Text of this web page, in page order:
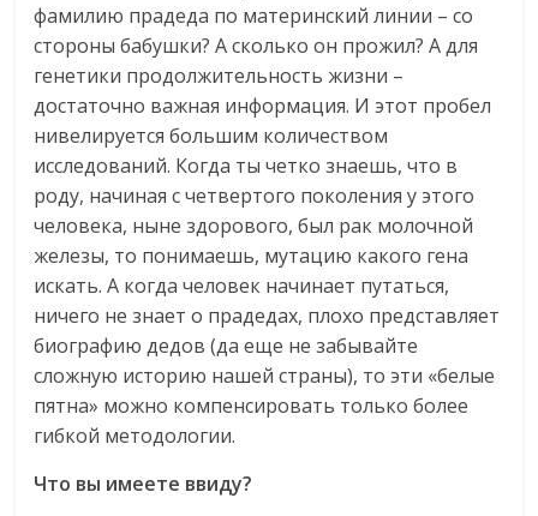
фамилию прадеда по материнский линии – со
стороны бабушки? А сколько он прожил? А для
генетики продолжительность жизни –
достаточно важная информация. И этот пробел
нивелируется большим количеством
исследований. Когда ты четко знаешь, что в
роду, начиная с четвертого поколения у этого
человека, ныне здорового, был рак молочной
железы, то понимаешь, мутацию какого гена
искать. А когда человек начинает путаться,
ничего не знает о прадедах, плохо представляет
биографию дедов (да еще не забывайте
сложную историю нашей страны), то эти «белые
пятна» можно компенсировать только более
гибкой методологии.
Что вы имеете ввиду?